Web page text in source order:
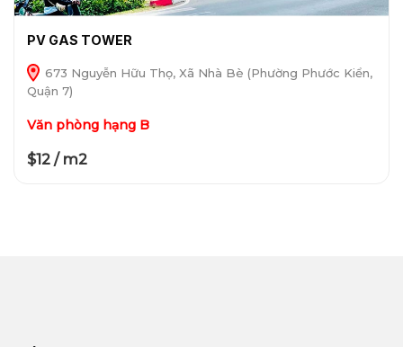
PV GAS TOWER
673 Nguyễn Hữu Thọ, Xã Nhà Bè (Phường Phước Kiển,
Quận 7)
Văn phòng hạng B
$12 / m2